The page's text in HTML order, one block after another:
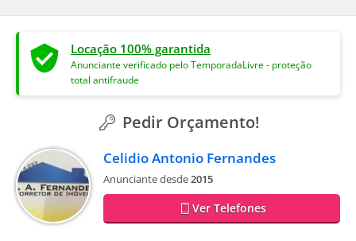
Locação 100% garantida
Anunciante verificado pelo TemporadaLivre - proteção
total antifraude
Pedir Orçamento!
Celidio Antonio Fernandes
Anunciante desde2015
Ver Telefones